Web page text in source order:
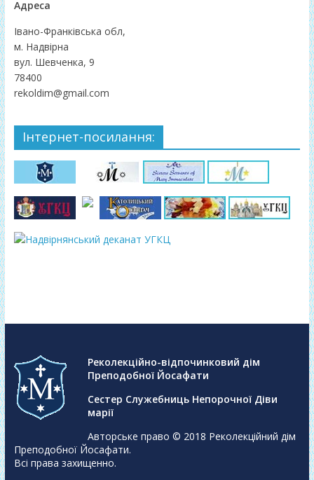
Адреса
Івано-Франківська обл,
м. Надвірна
вул. Шевченка, 9
78400
rekoldim@gmail.com
Інтернет-посилання:
Реколекційно-відпочинковий дім
Преподобної Йосафати
Сестер Служебниць Непорочної Діви
марії
Авторське право © 2018 Реколекційний дім
Преподобної Йосафати.
Всі права захищенно.